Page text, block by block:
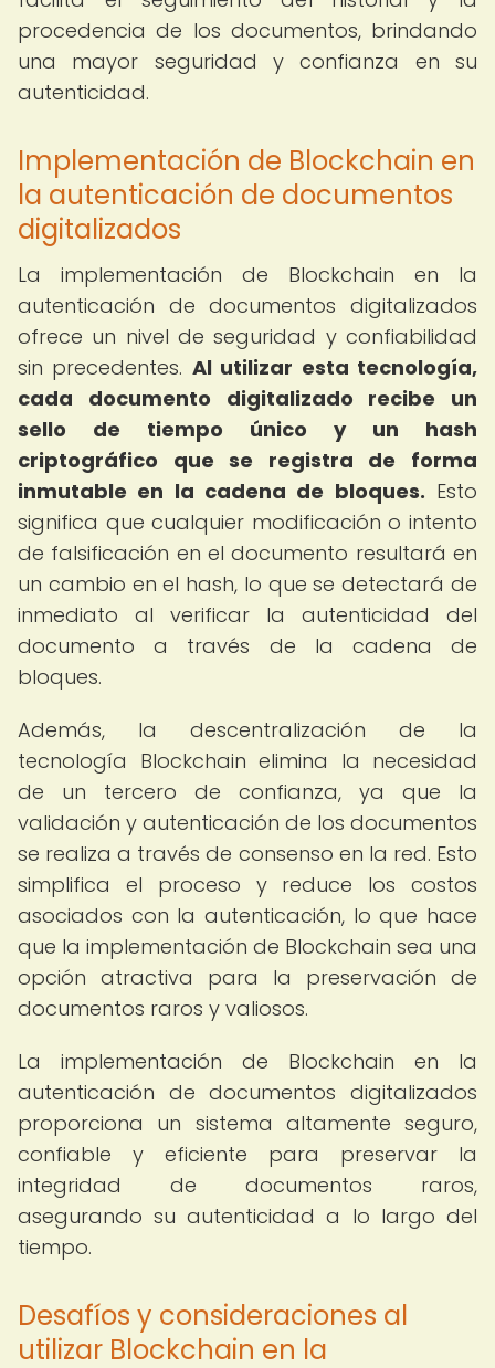
procedencia de los documentos, brindando
una mayor seguridad y confianza en su
autenticidad.
Implementación de Blockchain en
la autenticación de documentos
digitalizados
La implementación de Blockchain en la
autenticación de documentos digitalizados
ofrece un nivel de seguridad y confiabilidad
sin precedentes. Al utilizar esta tecnología,
cada documento digitalizado recibe un
sello de tiempo único y un hash
criptográfico que se registra de forma
inmutable en la cadena de bloques. Esto
significa que cualquier modificación o intento
de falsificación en el documento resultará en
un cambio en el hash, lo que se detectará de
inmediato al verificar la autenticidad del
documento a través de la cadena de
bloques.
Además, la descentralización de la
tecnología Blockchain elimina la necesidad
de un tercero de confianza, ya que la
validación y autenticación de los documentos
se realiza a través de consenso en la red. Esto
simplifica el proceso y reduce los costos
asociados con la autenticación, lo que hace
que la implementación de Blockchain sea una
opción atractiva para la preservación de
documentos raros y valiosos.
La implementación de Blockchain en la
autenticación de documentos digitalizados
proporciona un sistema altamente seguro,
confiable y eficiente para preservar la
integridad de documentos raros,
asegurando su autenticidad a lo largo del
tiempo.
Desafíos y consideraciones al
utilizar Blockchain en la